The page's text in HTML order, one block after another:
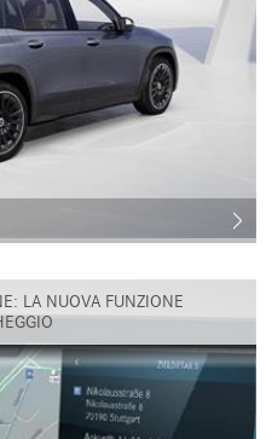
LA NUOVA FUNZIONE